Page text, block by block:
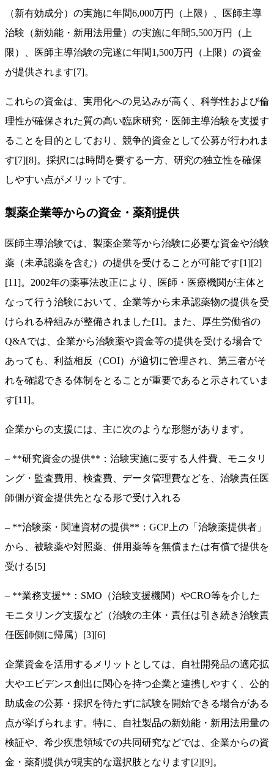
（新有効成分）の実施に年間6,000万円（上限）、医師主導
治験（新効能・新用法用量）の実施に年間5,500万円（上
限）、医師主導治験の完遂に年間1,500万円（上限）の資金
が提供されます[7]。
これらの資金は、実用化への見込みが高く、科学性および倫
理性が確保された質の高い臨床研究・医師主導治験を支援す
ることを目的としており、競争的資金として公募が行われま
す[7][8]。採択には時間を要する一方、研究の独立性を確保
しやすい点がメリットです。
製薬企業等からの資金・薬剤提供
医師主導治験では、製薬企業等から治験に必要な資金や治験
薬（未承認薬を含む）の提供を受けることが可能です[1][2]
[11]。2002年の薬事法改正により、医師・医療機関が主体と
なって行う治験において、企業等から未承認薬物の提供を受
けられる枠組みが整備されました[1]。また、厚生労働省の
Q&Aでは、企業から治験薬や資金等の提供を受ける場合で
あっても、利益相反（COI）が適切に管理され、第三者がそ
れを確認できる体制をとることが重要であると示されていま
す[11]。
企業からの支援には、主に次のような形態があります。
– **研究資金の提供**：治験実施に要する人件費、モニタリ
ング・監査費用、検査費、データ管理費などを、治験責任医
師側が資金提供先となる形で受け入れる
– **治験薬・関連資材の提供**：GCP上の「治験薬提供者」
から、被験薬や対照薬、併用薬等を無償または有償で提供を
受ける[5]
– **業務支援**：SMO（治験支援機関）やCRO等を介した
モニタリング支援など（治験の主体・責任は引き続き治験責
任医師側に帰属）[3][6]
企業資金を活用するメリットとしては、自社開発品の適応拡
大やエビデンス創出に関心を持つ企業と連携しやすく、公的
助成金の公募・採択を待たずに試験を開始できる場合がある
点が挙げられます。特に、自社製品の新効能・新用法用量の
検証や、希少疾患領域での共同研究などでは、企業からの資
金・薬剤提供が現実的な選択肢となります[2][9]。